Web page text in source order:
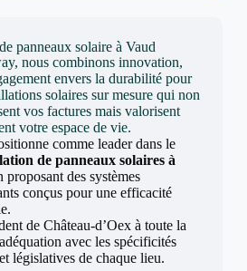
panneaux solaire à Vaud
nous combinons innovation,
envers la durabilité pour
solaires sur mesure qui non
vos factures mais valorisent
votre espace de vie.
comme leader dans le
de panneaux solaires à
proposant des systèmes
conçus pour une efficacité
de Château-d’Oex à toute la
avec les spécificités
législatives de chaque lieu.